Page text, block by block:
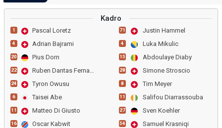
Kadro
1 Pascal Loretz
4 Adrian Bajrami
20 Pius Dorn
22 Ruben Dantas Fernandes
24 Tyron Owusu
6 Taisei Abe
11 Matteo Di Giusto
16 Oscar Kabwit
71 Justin Hammel
4 Luka Mikulic
15 Abdoulaye Diaby
28 Simone Stroscio
8 Tim Meyer
11 Salifou Diarrassouba
27 Sven Koehler
54 Samuel Krasniqi